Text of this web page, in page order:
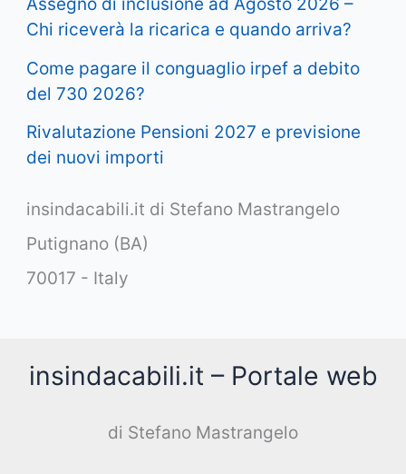
Assegno di inclusione ad Agosto 2026 –
Chi riceverà la ricarica e quando arriva?
Come pagare il conguaglio irpef a debito
del 730 2026?
Rivalutazione Pensioni 2027 e previsione
dei nuovi importi
insindacabili.it di Stefano Mastrangelo
Putignano (BA)
70017 - Italy
insindacabili.it – Portale web
di Stefano Mastrangelo